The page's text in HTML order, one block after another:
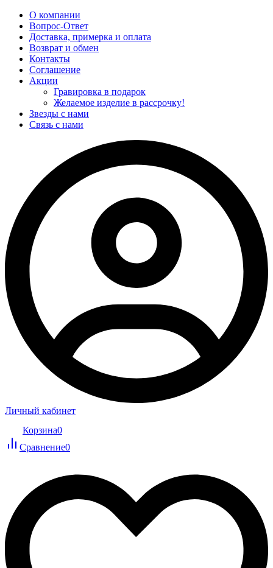
О компании
Вопрос-Ответ
Доставка, примерка и оплата
Возврат и обмен
Контакты
Соглашение
Акции
Гравировка в подарок
Желаемое изделие в рассрочку!
Звезды с нами
Связь с нами
Личный кабинет
Корзина0
Сравнение0